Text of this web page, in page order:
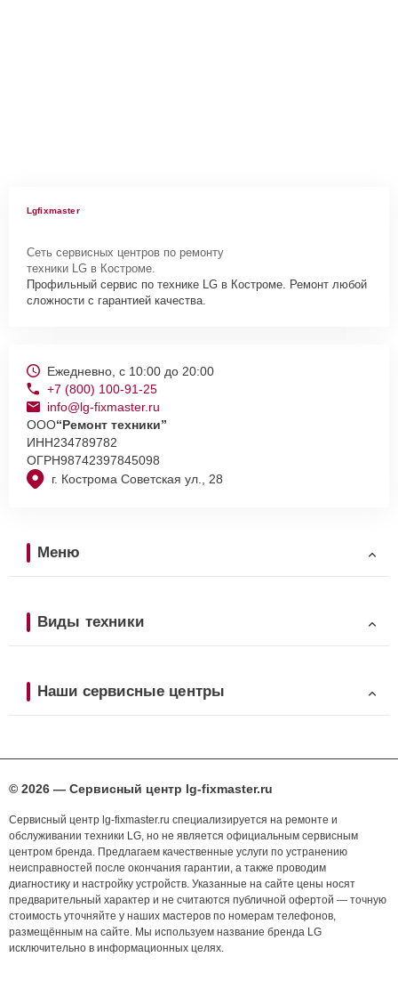
Lgfixmaster
Сеть сервисных центров по ремонту
техники LG в Костроме.
Профильный сервис по технике LG в Костроме. Ремонт любой
сложности с гарантией качества.
г. Кострома Советская ул., 28
Ежедневно, с 10:00 до 20:00
+7 (800) 100-91-25
info@lg-fixmaster.ru
ООО“Ремонт техники”
ИНН234789782
ОГРН98742397845098
Меню
Виды техники
Наши сервисные центры
© 2026 — Сервисный центр lg-fixmaster.ru
Сервисный центр lg-fixmaster.ru специализируется на ремонте и
обслуживании техники LG, но не является официальным сервисным
центром бренда. Предлагаем качественные услуги по устранению
неисправностей после окончания гарантии, а также проводим
диагностику и настройку устройств. Указанные на сайте цены носят
предварительный характер и не считаются публичной офертой — точную
стоимость уточняйте у наших мастеров по номерам телефонов,
размещённым на сайте. Мы используем название бренда LG
исключительно в информационных целях.